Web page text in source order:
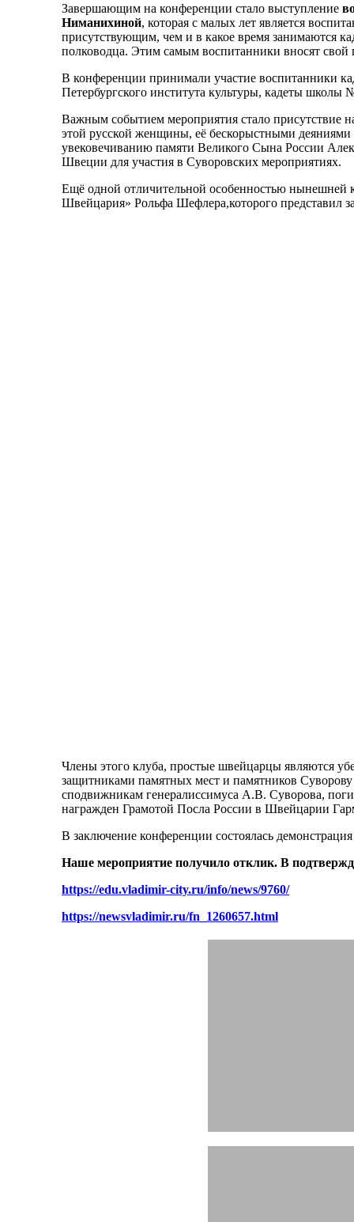
Завершающим на конференции стало выступление
Ниманихиной, которая с малых лет является
присутствующим, чем и в какое время занимаются
полководца. Этим самым воспитанники вносят свой
В конференции принимали участие воспитанники
Петербургского института культуры, кадеты школы
Важным событием мероприятия стало присутствие
этой русской женщины, её бескорыстными
увековечиванию памяти Великого Сына России
Швеции для участия в Суворовских мероприятиях.
Ещё одной отличительной особенностью нынешней
Швейцария» Рольфа Шефлера,которого представил
Члены этого клуба, простые швейцарцы являются
защитниками памятных мест и памятников
сподвижникам генералиссимуса А.В. Суворова,
награжден Грамотой Посла России в Швейцарии
В заключение конференции состоялась
Наше мероприятие получило отклик. В
https://edu.vladimir-city.ru/info/news/9760/
https://newsvladimir.ru/fn_1260657.html